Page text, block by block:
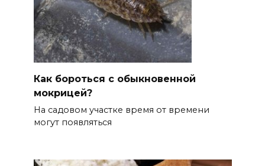
Как бороться с обыкновенной
мокрицей?
На садовом участке время от времени
могут появляться